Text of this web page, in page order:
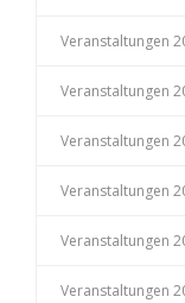
Veranstaltungen
Veranstaltungen
Veranstaltungen
Veranstaltungen
Veranstaltungen
Veranstaltungen